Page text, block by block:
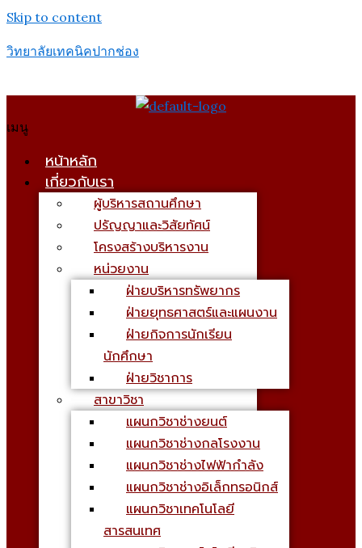
Skip to content
วิทยาลัยเทคนิคปากช่อง
เมนู
หน้าหลัก
เกี่ยวกับเรา
ผู้บริหารสถานศึกษา
ปรัญญาและวิสัยทัศน์
โครงสร้างบริหารงาน
หน่วยงาน
ฝ่ายบริหารทรัพยากร
ฝ่ายยุทธศาสตร์และแผนงาน
ฝ่ายกิจการนักเรียน
นักศึกษา
ฝ่ายวิชาการ
สาขาวิชา
แผนกวิชาช่างยนต์
แผนกวิชาช่างกลโรงงาน
แผนกวิชาช่างไฟฟ้ากำลัง
แผนกวิชาช่างอิเล็กทรอนิกส์
แผนกวิชาเทคโนโลยี
สารสนเทศ